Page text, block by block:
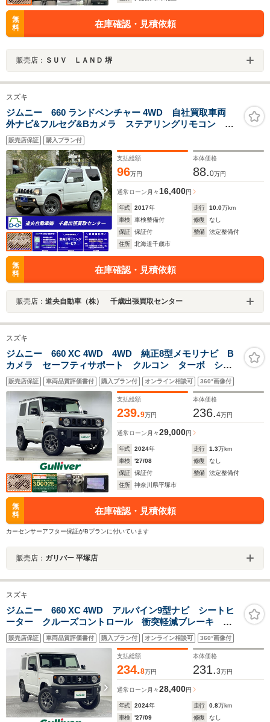
無
料
在庫確認・見積依頼
販売店： ＳＵＶ ＬＡＮＤ 堺
スズキ
ジムニー 660 ランドベンチャー 4WD 自社買取車両
外ナビ&フルセグ&Bカメラ ステアリングリモコン ヒ
ッチメンバ 合皮シート ルーフキャリア
販売店保証 購入プラン付
支払総額
96万円
本体価格
88.0万円
通常ローン 月々16,400円
年式 2017年 走行 10.0万km
車検
車検整備付 修復
なし
保証
保証付 整備
法定整備付
住所
北海道千歳市
無
料
在庫確認・見積依頼
販売店： 道央自動車（株） 千歳出張買取センター
スズキ
ジムニー 660 XC 4WD 4WD 純正8型メモリナビ B
カメラ セーフティサポート クルコン ターボ シー
トヒーター ETC 純正ドラレコ 純正フロアマット
ステアリングスイッチ LED AHB 純正16インチAW
販売店保証 車両品質評価書付 購入プラン付 オンライン相談可 360°画像付
支払総額
239.9万円
本体価格
236.4万円
通常ローン 月々29,000円
年式 2024年 走行 1.3万km
車検
'27/08 修復
なし
保証
保証付 整備
法定整備付
住所
神奈川県平塚市
無
料
在庫確認・見積依頼
カーセンサーアフター保証がBプランに付いています
販売店： ガリバー 平塚店
スズキ
ジムニー 660 XC 4WD アルパイン9型ナビ シートヒ
ーター クルーズコントロール 衝突軽減ブレーキ ヒ
ルディセントコントロール バックカメラ LEDヘッド
ランプ オートハイビーム 純正16インチAW フルセグ
TV ETC
販売店保証 車両品質評価書付 購入プラン付 オンライン相談可 360°画像付
支払総額
234.8万円
本体価格
231.3万円
通常ローン 月々28,400円
年式 2024年 走行 0.8万km
車検
'27/09 修復
なし